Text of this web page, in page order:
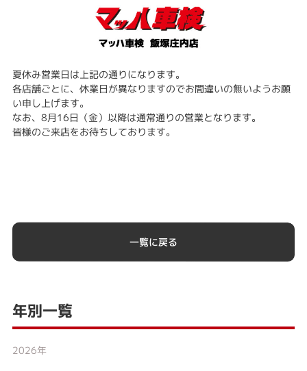
夏休み営業日は上記の通りになります。
各店舗ごとに、休業日が異なりますのでお間違いの無いようお願
い申し上げます。
なお、8月16日（金）以降は通常通りの営業となります。
皆様のご来店をお待ちしております。
一覧に戻る
年別一覧
2026年